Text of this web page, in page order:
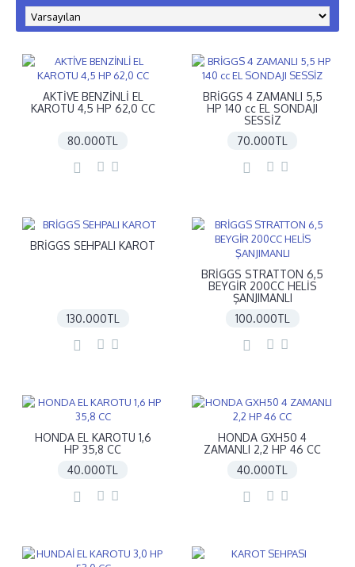
AKTİVE BENZİNLİ EL
KAROTU 4,5 HP 62,0 CC
80.000TL
BRİGGS 4 ZAMANLI 5,5
HP 140 cc EL SONDAJI
SESSİZ
70.000TL
BRİGGS SEHPALI KAROT
130.000TL
BRİGGS STRATTON 6,5
BEYGİR 200CC HELİS
ŞANJIMANLI
100.000TL
HONDA EL KAROTU 1,6
HP 35,8 CC
40.000TL
HONDA GXH50 4
ZAMANLI 2,2 HP 46 CC
40.000TL